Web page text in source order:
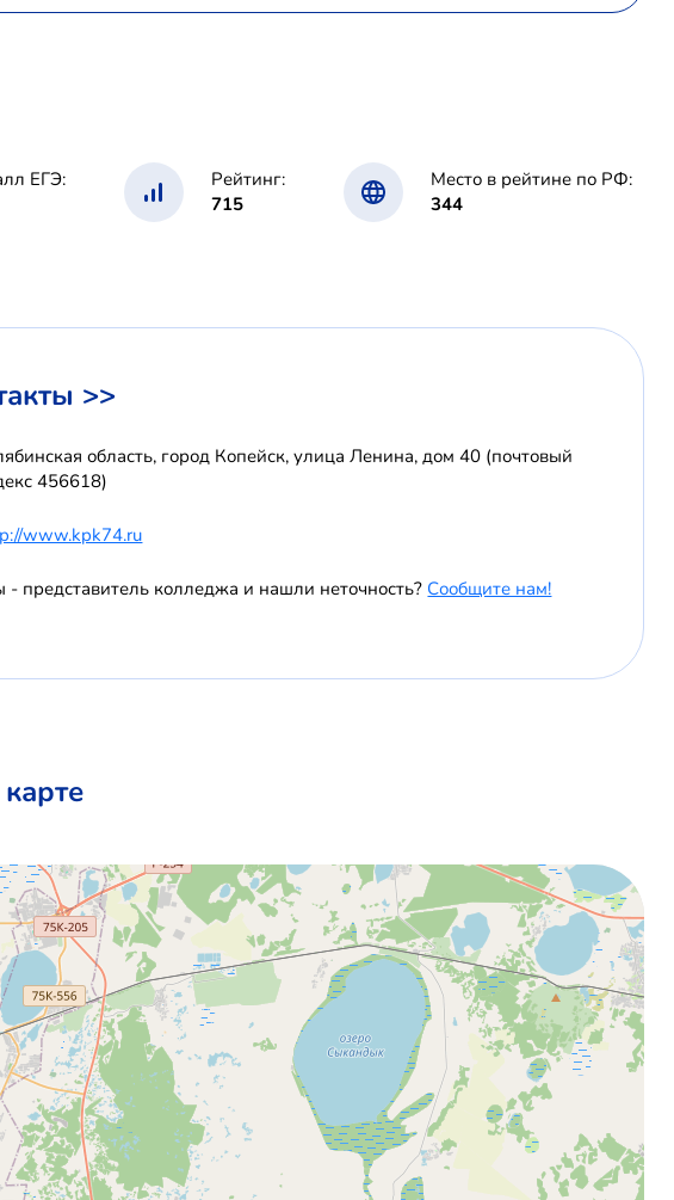
ЕГЭ:
Рейтинг:
715
Место в рейтине по РФ:
344
>>
область, город Копейск, улица Ленина, дом 40 (почтовый
456618)
www.kpk74.ru
- представитель колледжа и нашли неточность? Сообщите нам!